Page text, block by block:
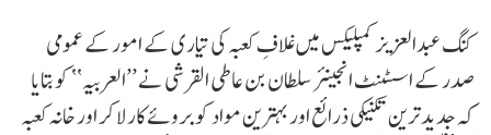
کنگ عبدالعزیز کمپلیکس میں غلافِ کعبہ کی تیاری کے امور کے عمومی
صدر کے اسسٹنٹ انجینئر سلطان بن عاطی القرشی نے ’’العربیہ‘‘ کو بتایا
کہ جدید ترین تکنیکی ذرائع اور بہترین مواد کو بروئے کار لا کر اور خانہ کعبہ